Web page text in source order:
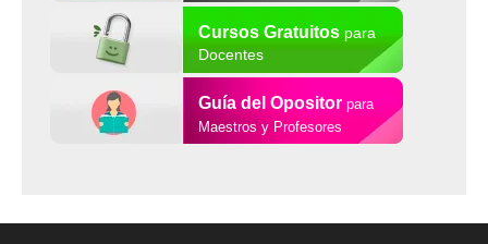
Cursos Gratuitospara
Docentes
Guía del Opositor para
Maestros y Profesores